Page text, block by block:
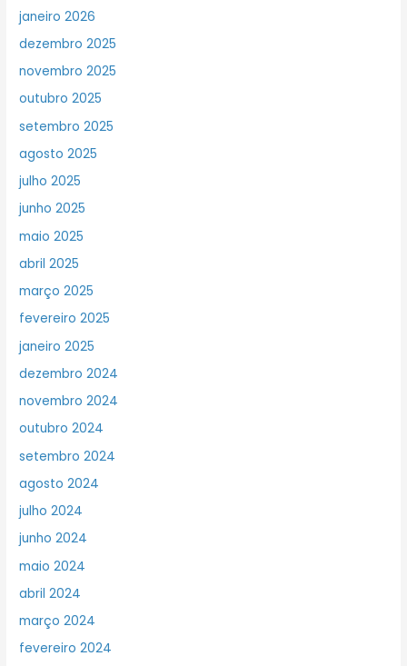
janeiro 2026
dezembro 2025
novembro 2025
outubro 2025
setembro 2025
agosto 2025
julho 2025
junho 2025
maio 2025
abril 2025
março 2025
fevereiro 2025
janeiro 2025
dezembro 2024
novembro 2024
outubro 2024
setembro 2024
agosto 2024
julho 2024
junho 2024
maio 2024
abril 2024
março 2024
fevereiro 2024